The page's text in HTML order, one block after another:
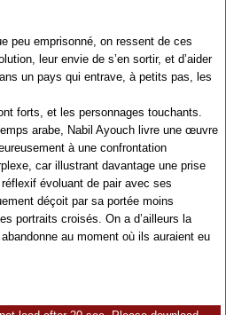
peu emprisonné, on ressent de ces
leur envie de s’en sortir, et d’aider
un pays qui entrave, à petits pas, les
forts, et les personnages touchants.
arabe, Nabil Ayouch livre une œuvre
à une confrontation
car illustrant davantage une prise
évoluant de pair avec ses
déçoit par sa portée moins
portraits croisés. On a d’ailleurs la
au moment où ils auraient eu